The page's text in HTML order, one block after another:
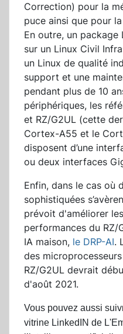
Correction) pour la
puce ainsi que pour
En outre, un
sur un Linux Civil
un Linux de qualité
support et une
pendant plus de 10
périphériques, les
et RZ/G2UL (cette
Cortex-A55 et le
disposent d’une
ou deux interfaces
Enfin, dans le cas où
sophistiquées
prévoit d'améliorer
performances du RZ/
IA maison, le DRP-AI.
des
RZ/G2UL devrait
d'août 2021.
Vous pouvez aussi
vitrine LinkedIN de